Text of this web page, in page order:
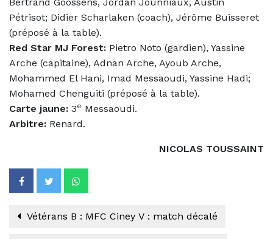
Pétrisot; Didier Scharlaken (coach), Jérôme Buisseret
(préposé à la table).
Red Star MJ Forest: Pietro Noto (gardien), Yassine
Arche (capitaine), Adnan Arche, Ayoub Arche,
Mohammed El Hani, Imad Messaoudi, Yassine Hadi;
Mohamed Chenguiti (préposé à la table).
Carte jaune: 3e Messaoudi.
Arbitre: Renard.
NICOLAS TOUSSAINT
Vétérans B : MFC Ciney V : match décalé